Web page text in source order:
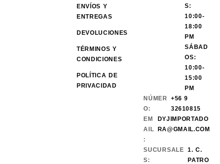
ENVÍOS Y
ENTREGAS
DEVOLUCIONES
TÉRMINOS Y
CONDICIONES
POLÍTICA DE
PRIVACIDAD
S:
10:00-
18:00
PM
SÁBAD
OS:
10:00-
15:00
PM
NÚMER
O:
+56 9
32610815
EM
AIL
:
DYJIMPORTADO
RA@GMAIL.COM
SUCURSALE
S:
1. C.
PATRO